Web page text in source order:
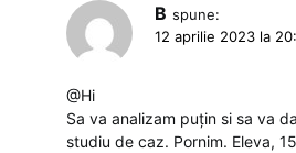
B spune:
12 aprilie 2023 la
@Hi
Sa va analizam puțin si sa va
studiu de caz. Pornim. Eleva,